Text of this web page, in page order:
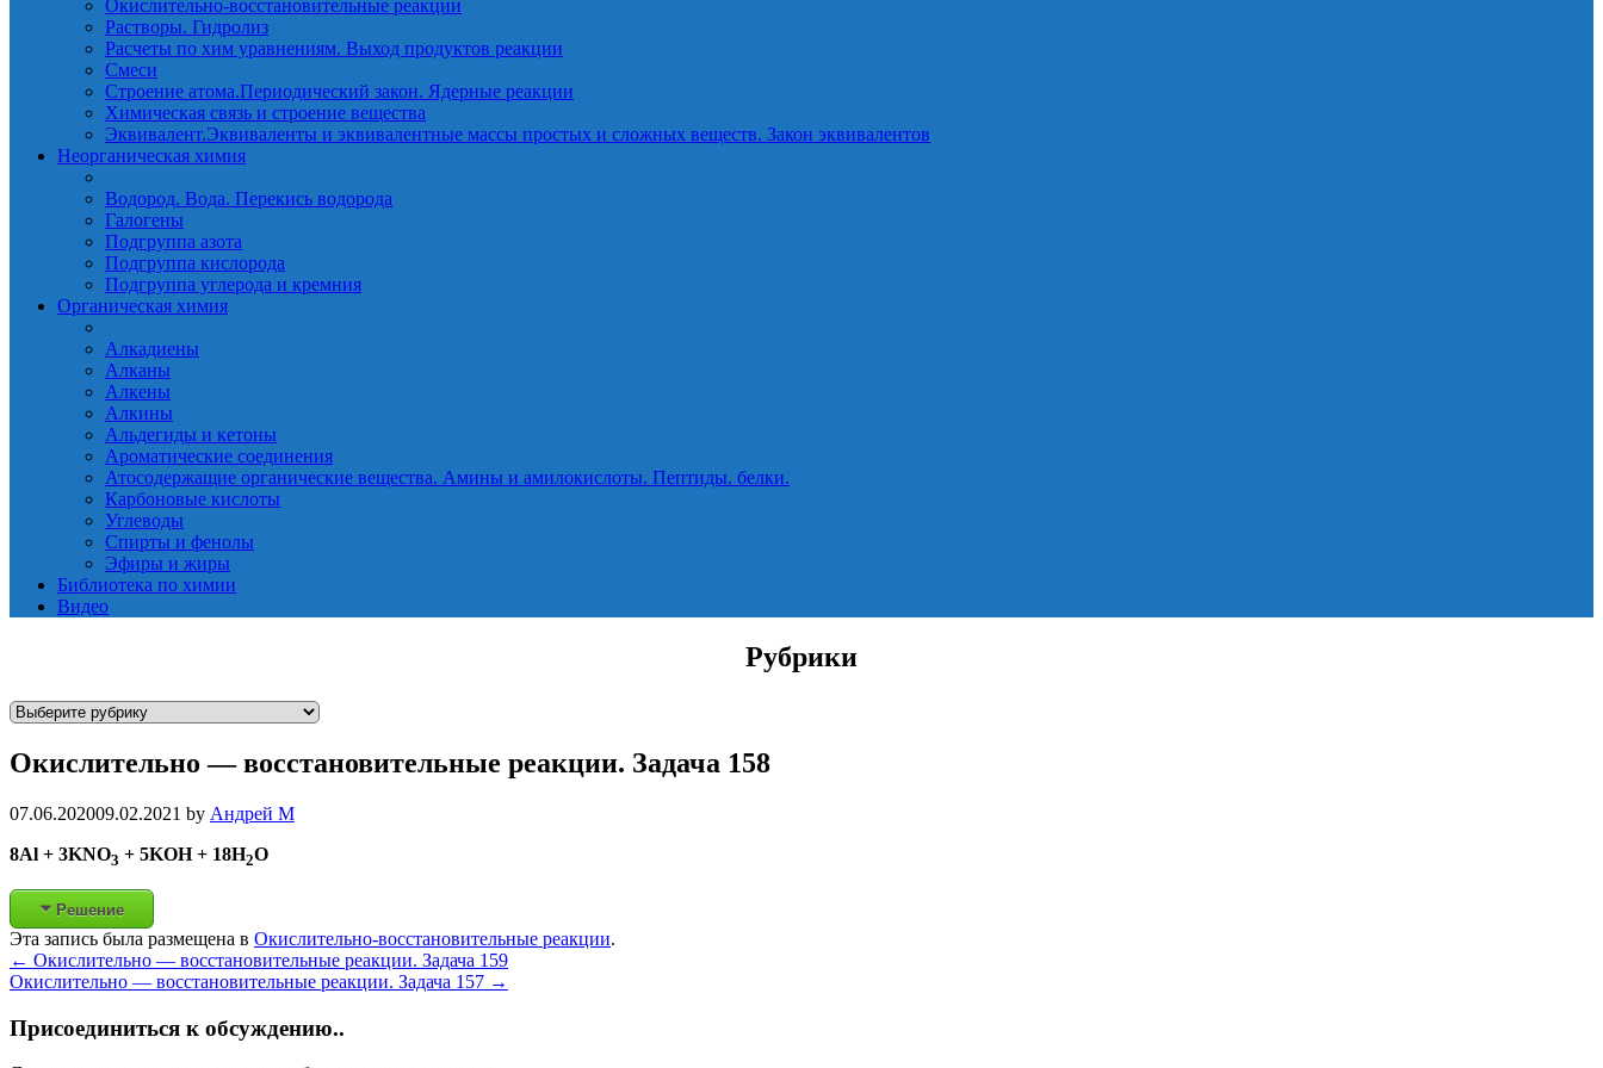
Окислительно-восстановительные реакции
Растворы. Гидролиз
Расчеты по хим уравнениям. Выход продуктов реакции
Смеси
Строение атома.Периодический закон. Ядерные реакции
Химическая связь и строение вещества
Эквивалент.Эквиваленты и эквивалентные массы простых и сложных веществ. Закон эквивалентов
Неорганическая химия
Водород. Вода. Перекись водорода
Галогены
Подгруппа азота
Подгруппа кислорода
Подгруппа углерода и кремния
Органическая химия
Алкадиены
Алканы
Алкены
Алкины
Альдегиды и кетоны
Ароматические соединения
Атосодержащие органические вещества. Амины и амилокислоты. Пептиды. белки.
Карбоновые кислоты
Углеводы
Спирты и фенолы
Эфиры и жиры
Библиотека по химии
Видео
Рубрики
Р
б
и
и
Окислительно — восстановительные реакции. Задача 158
07.06.202009.02.2021 by Андрей М
8Al + 3KNO3 + 5KOH + 18H2O
Решение
Эта запись была размещена в Окислительно-восстановительные реакции.
Post
navigation
← Окислительно — восстановительные реакции. Задача 159
Окислительно — восстановительные реакции. Задача 157 →
Присоединиться к обсуждению..